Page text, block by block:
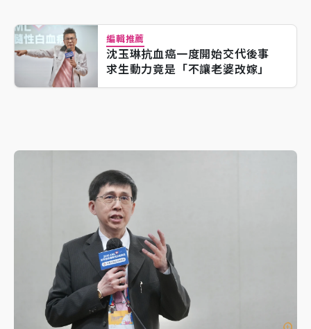
編輯推薦
沈玉琳抗血癌一度開始交代後事
求生動力竟是「不讓老婆改嫁」